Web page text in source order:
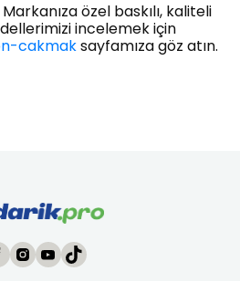
Markanıza özel baskılı, kaliteli
incelemek için
cakmaksayfamıza göz atın.